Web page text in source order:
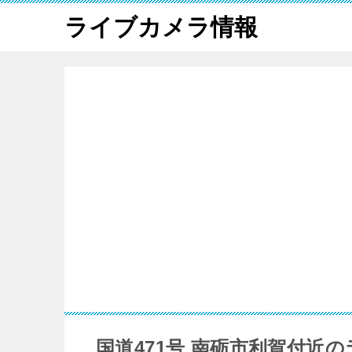
ライブカメラ情報
国道471号 南砺市利賀付近